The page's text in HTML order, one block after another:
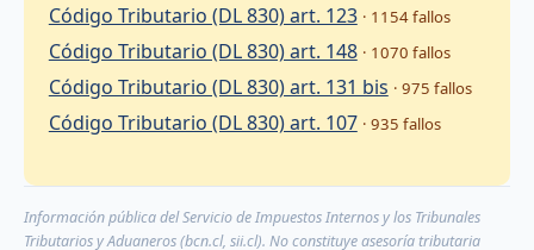
Código Tributario (DL 830) art. 123 · 1154 fallos
Código Tributario (DL 830) art. 148 · 1070 fallos
Código Tributario (DL 830) art. 131 bis · 975 fallos
Código Tributario (DL 830) art. 107 · 935 fallos
Información pública del Servicio de Impuestos Internos y los Tribunales
Tributarios y Aduaneros (bcn.cl, sii.cl). No constituye asesoría tributaria